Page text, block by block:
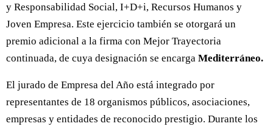
y Responsabilidad Social, I+D+i, Recursos Humanos y
Joven Empresa. Este ejercicio también se otorgará un
premio adicional a la firma con Mejor Trayectoria
continuada, de cuya designación se encarga Mediterráneo.
El jurado de Empresa del Año está integrado por
representantes de 18 organismos públicos, asociaciones,
empresas y entidades de reconocido prestigio. Durante los